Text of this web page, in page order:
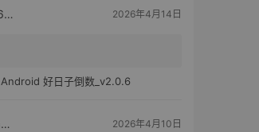
2603 2026年4月14日
Android 好日子倒数_v2.0.6
raka 2026年4月10日